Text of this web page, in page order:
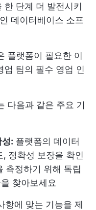
한 단계 더 발전시키
데이터베이스 소프
플랫폼이 필요한 이
업 팀의 필수 영업 인
다음과 같은 주요 기
: 플랫폼의 데이터
정확성 보장을 확인
측정하기 위해 독립
찾아보세요
항에 맞는 기능을 제